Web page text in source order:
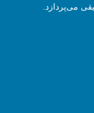
می‌پردازد.